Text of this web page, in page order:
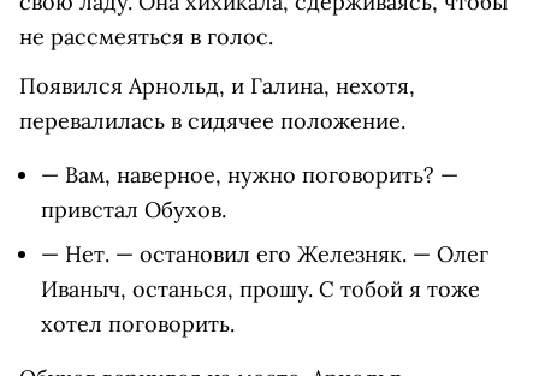
не рассмеяться в голос.
Появился Арнольд, и Галина, нехотя,
перевалилась в сидячее положение.
— Вам, наверное, нужно поговорить? —
привстал Обухов.
— Нет. — остановил его Железняк. — Олег
Иваныч, останься, прошу. С тобой я тоже
хотел поговорить.